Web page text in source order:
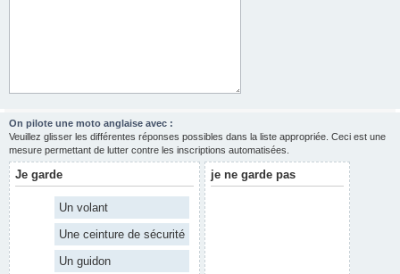
On pilote une moto anglaise avec :
Veuillez glisser les différentes réponses possibles dans la liste appropriée. Ceci est une
mesure permettant de lutter contre les inscriptions automatisées.
Je garde
Un volant
Une ceinture de sécurité
Un guidon
je ne garde pas